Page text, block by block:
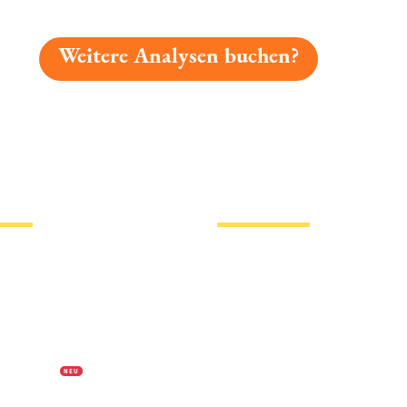
Weitere Analysen buchen?
N E U